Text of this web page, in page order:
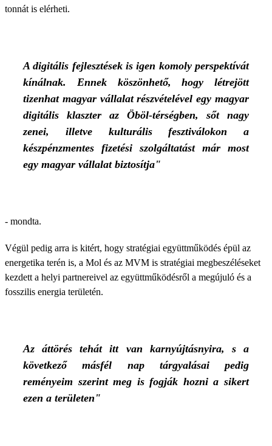
tonnát is elérheti.
A digitális fejlesztések is igen komoly perspektívát
kínálnak. Ennek köszönhető, hogy létrejött
tizenhat magyar vállalat részvételével egy magyar
digitális klaszter az Öböl-térségben, sőt nagy
zenei, illetve kulturális fesztiválokon a
készpénzmentes fizetési szolgáltatást már most
egy magyar vállalat biztosítja"
- mondta.
Végül pedig arra is kitért, hogy stratégiai együttműködés épül az
energetika terén is, a Mol és az MVM is stratégiai megbeszéléseket
kezdett a helyi partnereivel az együttműködésről a megújuló és a
fosszilis energia területén.
Az áttörés tehát itt van karnyújtásnyira, s a
következő másfél nap tárgyalásai pedig
reményeim szerint meg is fogják hozni a sikert
ezen a területen"